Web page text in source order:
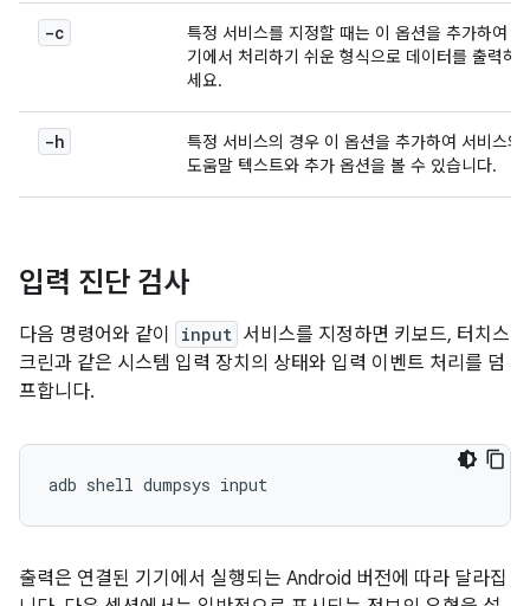
-c
특정 서비스를 지정할 때는 이 옵션을 추가하여 기
기에서 처리하기 쉬운 형식으로 데이터를 출력하
세요.
-h
특정 서비스의 경우 이 옵션을 추가하여 서비스의
도움말 텍스트와 추가 옵션을 볼 수 있습니다.
입력 진단 검사
다음 명령어와 같이 input 서비스를 지정하면 키보드, 터치스
크린과 같은 시스템 입력 장치의 상태와 입력 이벤트 처리를 덤
프합니다.
출력은 연결된 기기에서 실행되는 Android 버전에 따라 달라집